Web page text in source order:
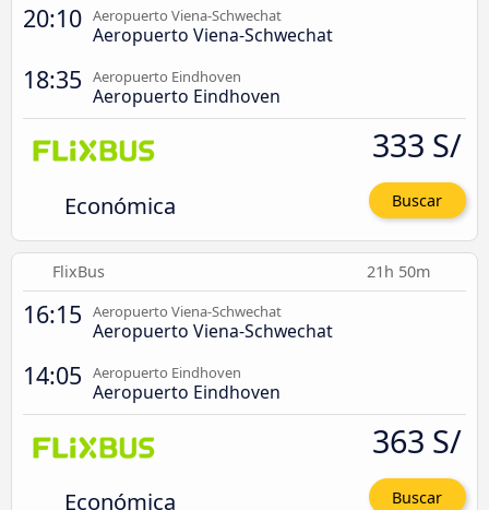
20:10 Aeropuerto Viena-Schwechat
Aeropuerto Viena-Schwechat
18:35 Aeropuerto Eindhoven
Aeropuerto Eindhoven
Económica
333 S/
Buscar
FlixBus 21h 50m
16:15 Aeropuerto Viena-Schwechat
Aeropuerto Viena-Schwechat
14:05 Aeropuerto Eindhoven
Aeropuerto Eindhoven
Económica
363 S/
Buscar